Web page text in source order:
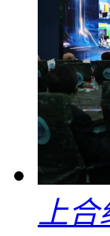
上合